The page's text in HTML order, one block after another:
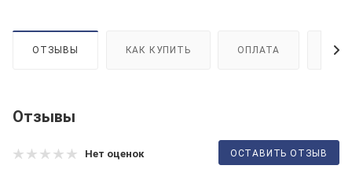
ОТЗЫВЫ КАК КУПИТЬ ОПЛАТА
Отзывы
Нет оценок ОСТАВИТЬ ОТЗЫВ